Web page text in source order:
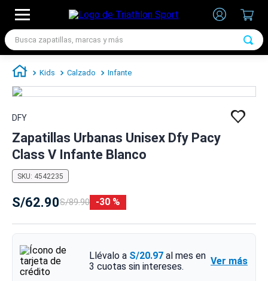
Busca zapatillas, marcas y más
Kids Calzado Infante
DFY
Zapatillas Urbanas Unisex Dfy Pacy
Class V Infante Blanco
SKU: 4542235
S/62.90S/89.90 30 %
Llévalo a S/20.97 al mes en
3 cuotas sin intereses. Ver más
TÉRMINOS MÁS BUSCADOS
1.
3 .
4.
chimpunes
6.
zapatillas nike hombre
7. zapatillas nike mujer